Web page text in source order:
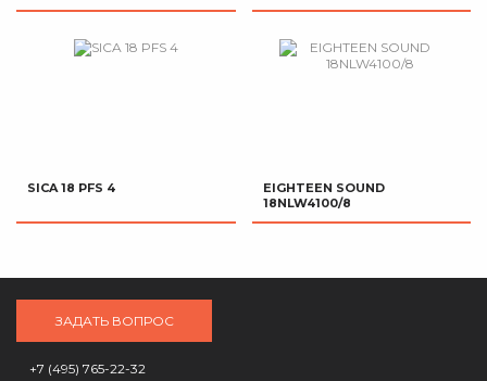
SICA 18 PFS 4
EIGHTEEN SOUND
18NLW4100/8
ЗАДАТЬ ВОПРОС
+7 (495) 765-22-32